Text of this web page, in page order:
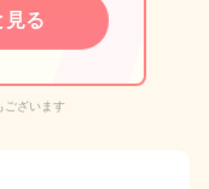
見る
ざいます